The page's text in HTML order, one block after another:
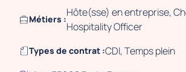
Métiers :
Hôte(sse) en entreprise,
Hospitality Officer
Types de contrat :CDI, Temps plein